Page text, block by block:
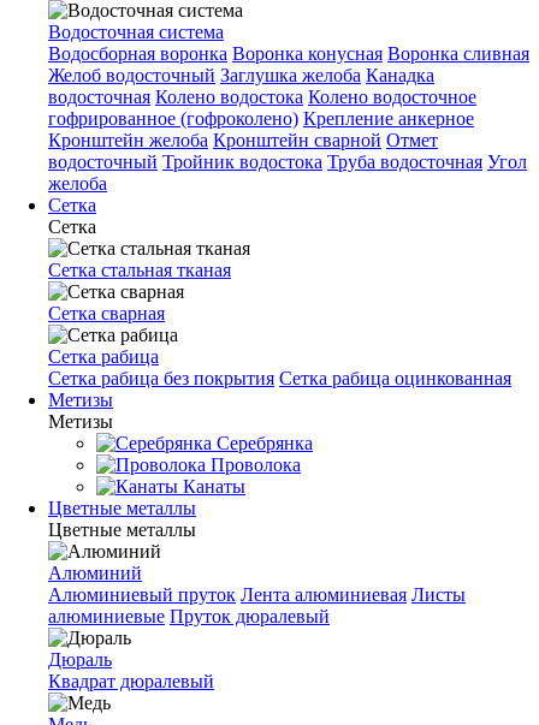
Водосточная система
Водосборная воронка Воронка конусная Воронка сливная
Желоб водосточный Заглушка желоба Канадка
водосточная Колено водостока Колено водосточное
гофрированное (гофроколено) Крепление анкерное
Кронштейн желоба Кронштейн сварной Отмет
водосточный Тройник водостока Труба водосточная Угол
желоба
Сетка
Сетка
Сетка стальная тканая
Сетка сварная
Сетка рабица
Сетка рабица без покрытия Сетка рабица оцинкованная
Метизы
Метизы
Серебрянка
Проволока
Канаты
Цветные металлы
Цветные металлы
Алюминий
Алюминиевый пруток Лента алюминиевая Листы
алюминиевые Пруток дюралевый
Дюраль
Квадрат дюралевый